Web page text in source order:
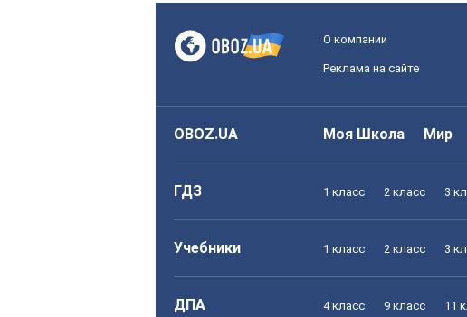
О компании
Реклама на сайте
OBOZ.UA Моя Школа Мир
ГДЗ 1 класс 2 класс 3
Учебники 1 класс 2 класс 3
ДПА 4 класс 9 класс 11